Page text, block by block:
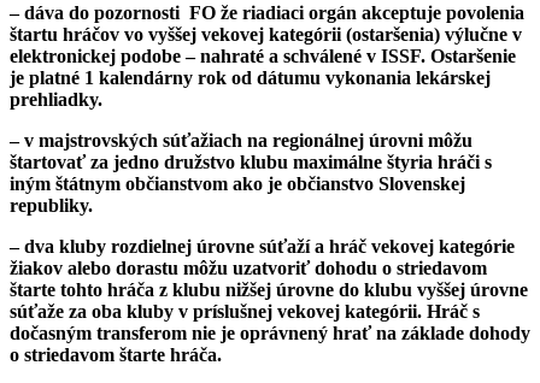
– dáva do pozornosti FO že riadiaci orgán akceptuje povolenia
štartu hráčov vo vyššej vekovej kategórii (ostaršenia) výlučne v
elektronickej podobe – nahraté a schválené v ISSF. Ostaršenie
je platné 1 kalendárny rok od dátumu vykonania lekárskej
prehliadky.
– v majstrovských súťažiach na regionálnej úrovni môžu
štartovať za jedno družstvo klubu maximálne štyria hráči s
iným štátnym občianstvom ako je občianstvo Slovenskej
republiky.
– dva kluby rozdielnej úrovne súťaží a hráč vekovej kategórie
žiakov alebo dorastu môžu uzatvoriť dohodu o striedavom
štarte tohto hráča z klubu nižšej úrovne do klubu vyššej úrovne
súťaže za oba kluby v príslušnej vekovej kategórii. Hráč s
dočasným transferom nie je oprávnený hrať na základe dohody
o striedavom štarte hráča.